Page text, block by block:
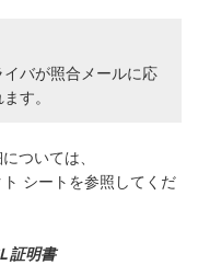
バが照合メールに応
す。
ついては、
シートを参照してくだ
証明書